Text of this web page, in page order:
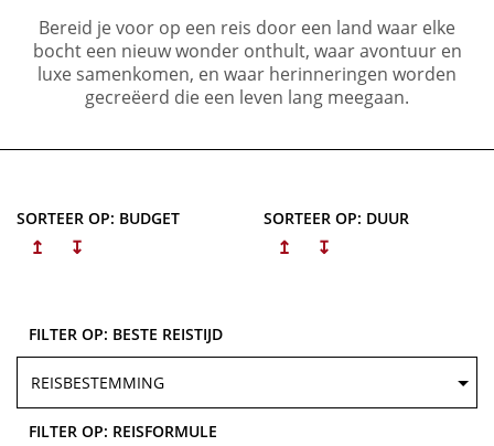
Bereid je voor op een reis door een land waar elke
bocht een nieuw wonder onthult, waar avontuur en
luxe samenkomen, en waar herinneringen worden
gecreëerd die een leven lang meegaan.
SORTEER OP: BUDGET
↥ ↧
SORTEER OP: DUUR
↥ ↧
FILTER OP: BESTE REISTIJD
FILTER OP: REISFORMULE